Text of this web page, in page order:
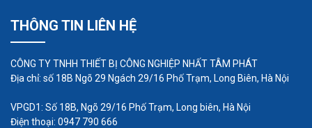
dụng và bảo trì. Trong bài viết này, chúng ta sẽ
điểm qua những vấn đề thường gặp và cách xử lý
để đảm bảo hoạt động hiệu quả của máy bơm
bánh răng ăn khớp trong.
THÔNG TIN LIÊN HỆ
CÔNG TY TNHH THIẾT BỊ CÔNG NGHIỆP NHẤT TÂM PHÁT
Địa chỉ: số 18B Ngõ 29 Ngách 29/16 Phố Trạm, Long Biên, Hà Nội
VPGD1: Số 18B, Ngõ 29/16 Phố Trạm, Long biên, Hà Nội
Điện thoại: 0947 790 666